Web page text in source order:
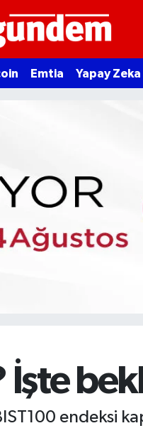
Emtia Yapay Zeka
İşte
endeksi